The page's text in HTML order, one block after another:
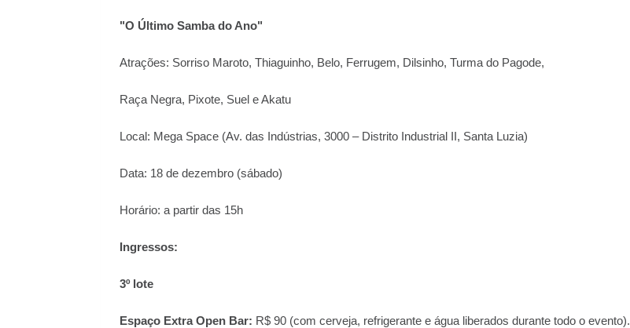
"O Último Samba do Ano"
Atrações: Sorriso Maroto, Thiaguinho, Belo, Ferrugem, Dilsinho, Turma do Pagode,
Raça Negra, Pixote, Suel e Akatu
Local: Mega Space (Av. das Indústrias, 3000 – Distrito Industrial II, Santa Luzia)
Data: 18 de dezembro (sábado)
Horário: a partir das 15h
Ingressos:
3º lote
Espaço Extra Open Bar: R$ 90 (com cerveja, refrigerante e água liberados durante todo o evento).